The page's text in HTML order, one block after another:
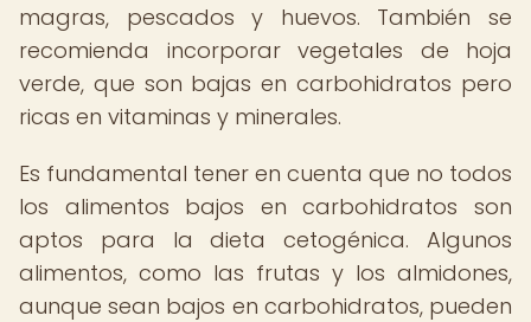
magras, pescados y huevos. También se
recomienda incorporar vegetales de hoja
verde, que son bajas en carbohidratos pero
ricas en vitaminas y minerales.
Es fundamental tener en cuenta que no todos
los alimentos bajos en carbohidratos son
aptos para la dieta cetogénica. Algunos
alimentos, como las frutas y los almidones,
aunque sean bajos en carbohidratos, pueden